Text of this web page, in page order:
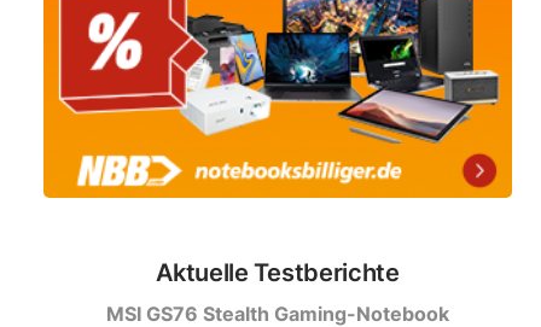
Aktuelle Testberichte
MSI GS76 Stealth Gaming-Notebook